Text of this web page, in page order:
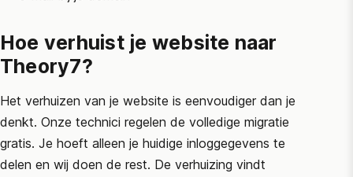
Hoe verhuist je website naar
Theory7?
Het verhuizen van je website is eenvoudiger dan je
denkt. Onze technici regelen de volledige migratie
gratis. Je hoeft alleen je huidige inloggegevens te
delen en wij doen de rest. De verhuizing vindt